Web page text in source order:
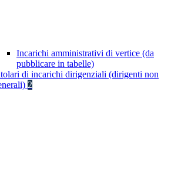
Incarichi amministrativi di vertice (da
pubblicare in tabelle)
di incarichi dirigenziali (dirigenti non
2